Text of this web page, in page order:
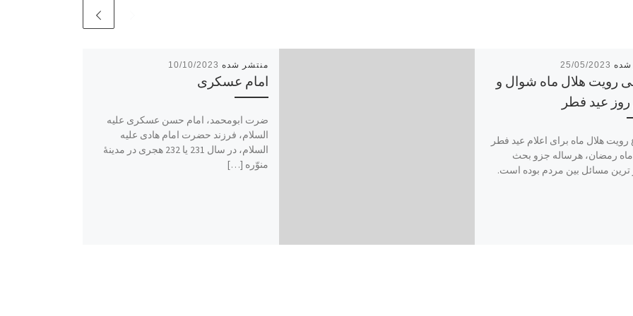
10/10/2023
امام عسکری
ضرت ابومحمد، امام حسن عسکری علیه
السلام، فرزند حضرت امام هادی علیه
السلام، در سال 231 یا 232 هجری در مدینۀ
منوّره […]
25/05/2023
رویت هلال ماه شوال و
روز عید فطر
هلال ماه برای اعلام عید فطر
ماه رمضان، هرساله جزو بحث
ترین مسائل بین مردم بوده است.